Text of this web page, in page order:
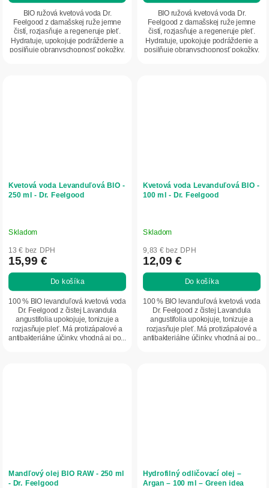
BIO ružová kvetová voda Dr.
Feelgood z damašskej ruže jemne
čistí, rozjasňuje a regeneruje pleť.
Hydratuje, upokojuje podráždenie a
posilňuje obranyschopnosť pokožky.
BIO ružová kvetová voda Dr.
Feelgood z damašskej ruže jemne
čistí, rozjasňuje a regeneruje pleť.
Hydratuje, upokojuje podráždenie a
posilňuje obranyschopnosť pokožky.
Kvetová voda Levanduľová BIO -
250 ml - Dr. Feelgood
Skladom
13 € bez DPH
15,99 €
Do košíka
100 % BIO levanduľová kvetová voda
Dr. Feelgood z čistej Lavandula
angustifolia upokojuje, tonizuje a
rozjasňuje pleť. Má protizápalové a
antibakteriálne účinky, vhodná aj po...
Kvetová voda Levanduľová BIO -
100 ml - Dr. Feelgood
Skladom
9,83 € bez DPH
12,09 €
Do košíka
100 % BIO levanduľová kvetová voda
Dr. Feelgood z čistej Lavandula
angustifolia upokojuje, tonizuje a
rozjasňuje pleť. Má protizápalové a
antibakteriálne účinky, vhodná aj po...
Mandľový olej BIO RAW - 250 ml
- Dr. Feelgood
Hydrofilný odličovací olej –
Argan – 100 ml – Green idea